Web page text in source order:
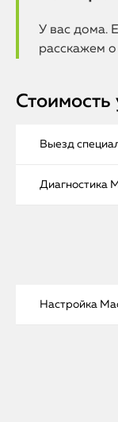
У вас дома.
расскажем
Стоимость
Выезд
Диагностика
Настройка